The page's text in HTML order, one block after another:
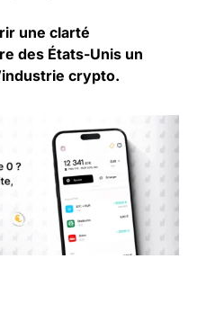
une clarté
des États-Unis un
crypto.